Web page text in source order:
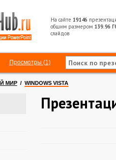
На сайте 19146
общим размером 139.96
слайдов
Просмотры (1)
МИР / WINDOWS VISTA